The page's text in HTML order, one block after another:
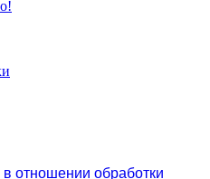
в отношении обработки